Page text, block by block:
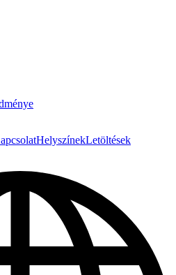
HelyszínekLetöltések